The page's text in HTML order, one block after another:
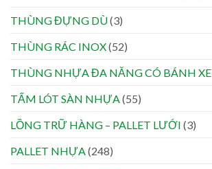
THÙNG ĐỰNG DÙ(3)
THÙNG RÁC INOX(52)
THÙNG NHỰA ĐA NĂNG CÓ BÁNH XE
TẤM LÓT SÀN NHỰA (55)
LỒNG TRỮ HÀNG – PALLET LƯỚI (3)
PALLET NHỰA (248)